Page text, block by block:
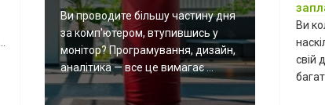
Ви проводите більшу частину дня
за комп'ютером, втупившись у
монітор? Програмування, дизайн,
аналітика — все це вимагає ...
Ви
свій